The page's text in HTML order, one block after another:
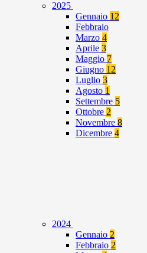
2025
Gennaio 12
Febbraio
Marzo 4
Aprile 3
Maggio 7
Giugno 12
Luglio 3
Agosto 1
Settembre 5
Ottobre 2
Novembre 8
Dicembre 4
2024
Gennaio 2
Febbraio 2